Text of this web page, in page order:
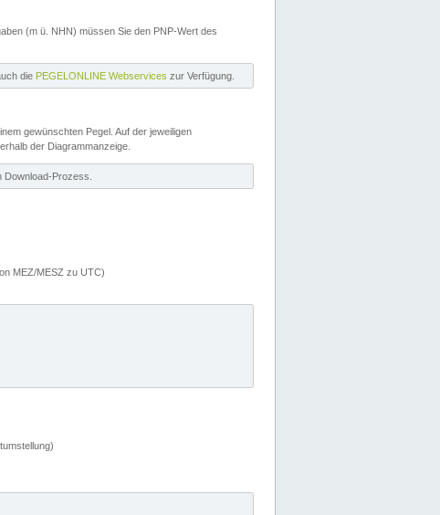
(m ü. NHN) müssen Sie den PNP-Wert des
die PEGELONLINE Webservices zur Verfügung.
gewünschten Pegel. Auf der jeweiligen
der Diagrammanzeige.
Prozess.
MEZ/MESZ zu UTC)